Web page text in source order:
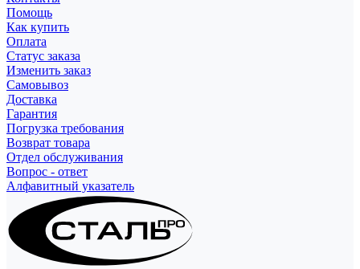
Помощь
Как купить
Оплата
Статус заказа
Изменить заказ
Самовывоз
Доставка
Гарантия
Погрузка требования
Возврат товара
Отдел обслуживания
Вопрос - ответ
Алфавитный указатель